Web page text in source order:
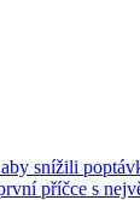
snížili
příčce s